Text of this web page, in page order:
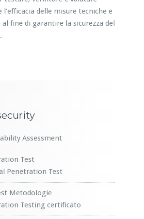
delle misure tecniche e
fine di garantire la sicurezza del
Assessment
Test
Penetration Test
Metodologie
Testing certificato